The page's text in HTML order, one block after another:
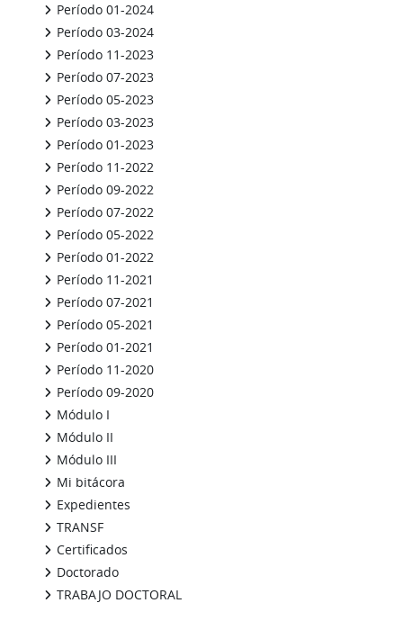
Período 01-2024
Período 03-2024
Período 11-2023
Período 07-2023
Período 05-2023
Período 03-2023
Período 01-2023
Período 11-2022
Período 09-2022
Período 07-2022
Período 05-2022
Período 01-2022
Período 11-2021
Período 07-2021
Período 05-2021
Período 01-2021
Período 11-2020
Período 09-2020
Módulo I
Módulo II
Módulo III
Mi bitácora
Expedientes
TRANSF
Certificados
Doctorado
TRABAJO DOCTORAL